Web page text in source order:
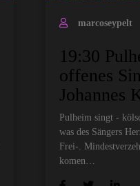
marcoseypelt
19:30
offenes
Johannes
Pulheim singt -
was des Sängers
Frei-.
komen…